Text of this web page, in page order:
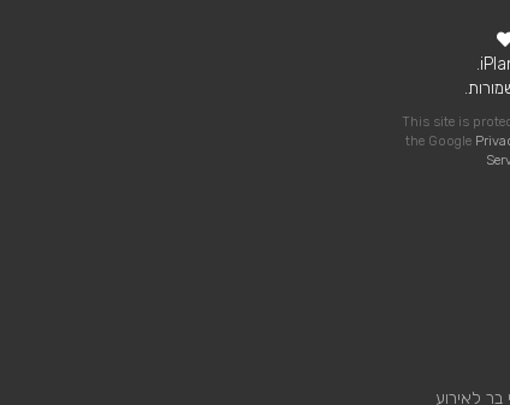
This site is
the Google
בר לאירוע